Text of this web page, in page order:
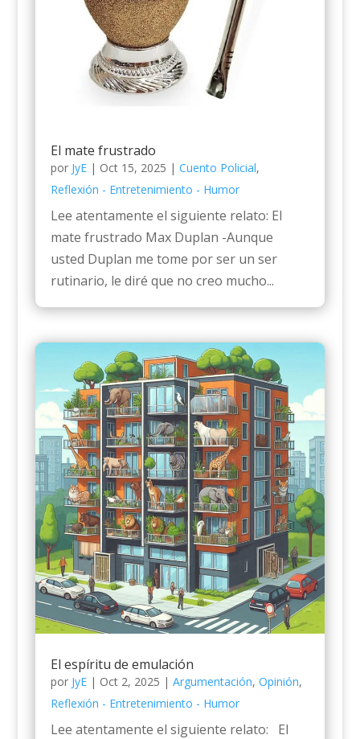
El mate frustrado
por JyE| Oct 15, 2025 | Cuento Policial,
Reflexión - Entretenimiento - Humor
Lee atentamente el siguiente relato: El
mate frustrado Max Duplan -Aunque
usted Duplan me tome por ser un ser
rutinario, le diré que no creo mucho...
El espíritu de emulación
por JyE| Oct 2, 2025 | Argumentación, Opinión,
Reflexión - Entretenimiento - Humor
Lee atentamente el siguiente relato: El